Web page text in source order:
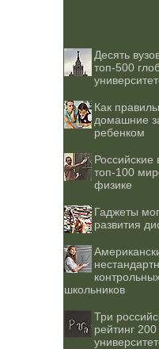
Десять
топ-500
Как
домашние
ребенком
Российские
топ-100
физике
Гаджеты
развития
школьников
Три
рейтинг